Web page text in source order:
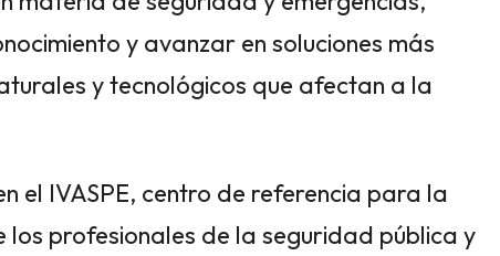
y avanzar en soluciones más
y tecnológicos que afectan a la
el IVASPE, centro de referencia para la
los profesionales de la seguridad pública y